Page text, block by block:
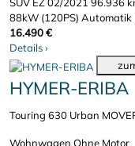
SUV EZ 02/2021 96.936
88kW (120PS) Automatik
16.490 €
Details›
HYMER-ERIBA
Touring 630 Urban
Wohnwagen Ohne Motor